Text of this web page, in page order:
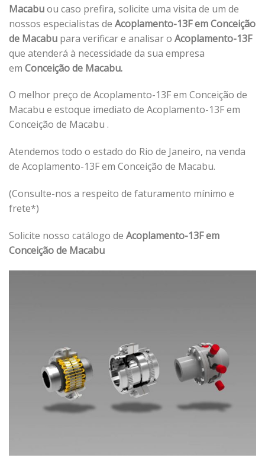
Macabuou caso prefira, solicite uma visita de um de
nossos especialistas de Acoplamento-13F em Conceição
de Macabu para verificar e analisar o Acoplamento-13F
que atenderá à necessidade da sua empresa
em Conceição de Macabu.
O melhor preço de Acoplamento-13F em Conceição de
Macabu e estoque imediato de Acoplamento-13F em
Conceição de Macabu .
Atendemos todo o estado do Rio de Janeiro, na venda
de Acoplamento-13F em Conceição de Macabu.
(Consulte-nos a respeito de faturamento mínimo e
frete*)
Solicite nosso catálogo de Acoplamento-13F em
Conceição de Macabu